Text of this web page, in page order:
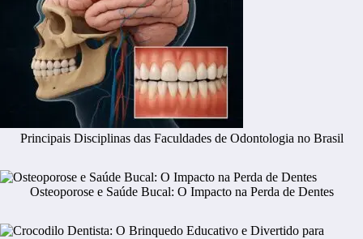
Principais Disciplinas das Faculdades de Odontologia no Brasil
Osteoporose e Saúde Bucal: O Impacto na Perda de Dentes